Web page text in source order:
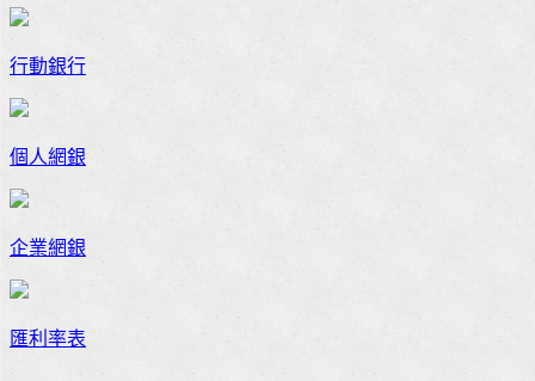
行動銀行
個人網銀
企業網銀
匯利率表